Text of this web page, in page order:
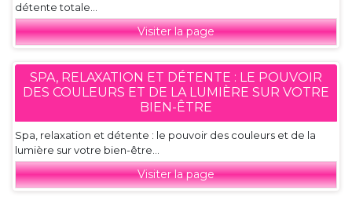
détente totale...
Visiter la page
SPA, RELAXATION ET DÉTENTE : LE POUVOIR
DES COULEURS ET DE LA LUMIÈRE SUR VOTRE
BIEN-ÊTRE
Spa, relaxation et détente : le pouvoir des couleurs et de la
lumière sur votre bien-être...
Visiter la page